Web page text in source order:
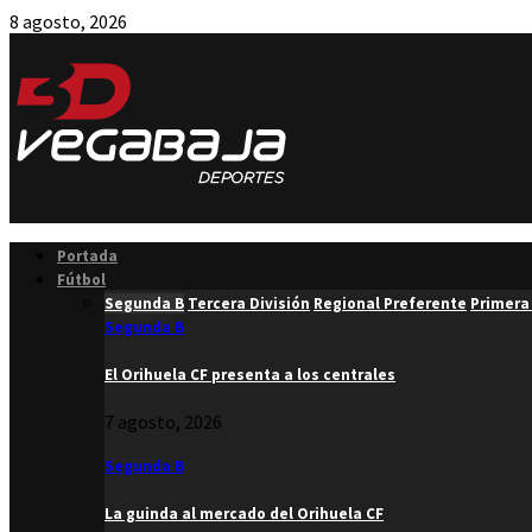
8 agosto, 2026
Portada
Fútbol
Segunda B Tercera División Regional Preferente
Segunda B
El Orihuela CF presenta a los centrales
7 agosto, 2026
Segunda B
La guinda al mercado del Orihuela CF